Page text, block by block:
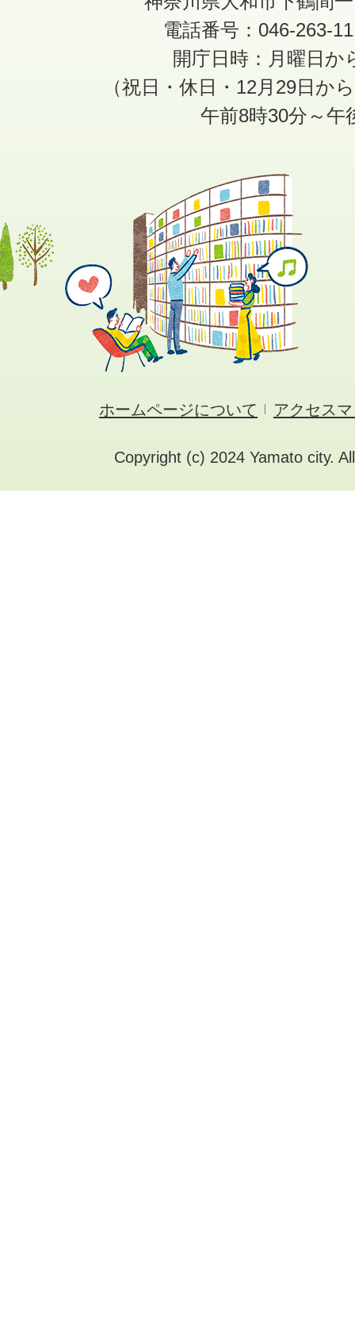
電話番号：046-263-
開庁日時：月曜日か
（祝日・休日・12月29日か
午前8時30分～午
ホームページについて アクセス
Copyright (c) 2024 Yamato city.